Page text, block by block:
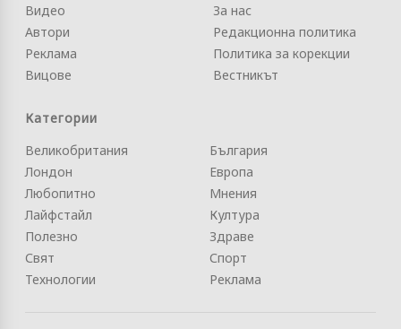
Видео
Автори
Реклама
Вицове
За нас
Редакционна политика
Политика за корекции
Вестникът
Категории
Великобритания
Лондон
Любопитно
Лайфстайл
Полезно
Свят
Технологии
България
Европа
Мнения
Култура
Здраве
Спорт
Реклама